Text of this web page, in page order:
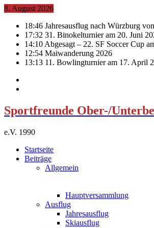
8. August 2026
18:46 Jahresausflug nach Würzburg
17:32 31. Binokelturnier am 20. Juni
14:10 Abgesagt – 22. SF Soccer Cup
12:54 Maiwanderung 2026
13:13 11. Bowlingturnier am 17. April
Sportfreunde Ober-/
e.V. 1990
Startseite
Beiträge
Allgemein
Hauptversammlung
Ausflug
Jahresausflug
Skiausflug